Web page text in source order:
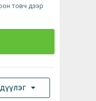
товч дээр